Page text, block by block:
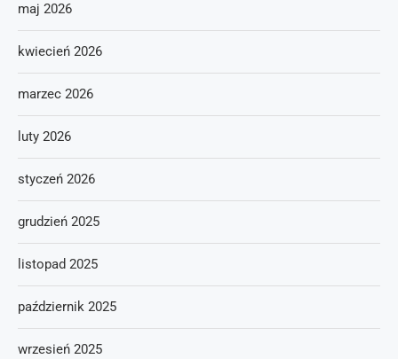
maj 2026
kwiecień 2026
marzec 2026
luty 2026
styczeń 2026
grudzień 2025
listopad 2025
październik 2025
wrzesień 2025